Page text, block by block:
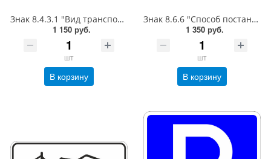
Знак 8.4.3.1 "Вид транспортного средства", 350*700, Тип А Коммерческая (3 года),металл 0.8 мм
1 150 руб.
шт
В корзину
Знак 8.6.6 "Способ постановки ТС на стоянку", 350*700, Тип А (1б) Микропризм. (7-9 лет)металл 0.8 мм
1 350 руб.
шт
В корзину